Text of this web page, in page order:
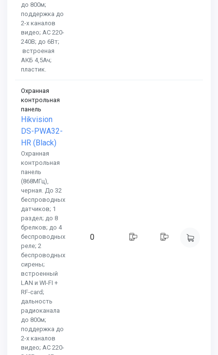
до 800м;
поддержка до
2-х каналов
видео; AC 220-
240В; до 6Вт;
встроеная
АКБ 4,5Ач;
пластик.
Охранная
контрольная
панель
Hikvision
DS-PWA32-
HR (Black)
Охранная
контрольная
панель
(868МГц),
черная. До 32
беспроводных
датчиков; 1
раздел; до 8
брелков; до 4
беспроводных
реле; 2
беспроводных
сирены;
встроенный
LAN и WI-FI +
RF-card;
дальность
радиоканала
до 800м;
поддержка до
2-х каналов
видео; AC 220-
0